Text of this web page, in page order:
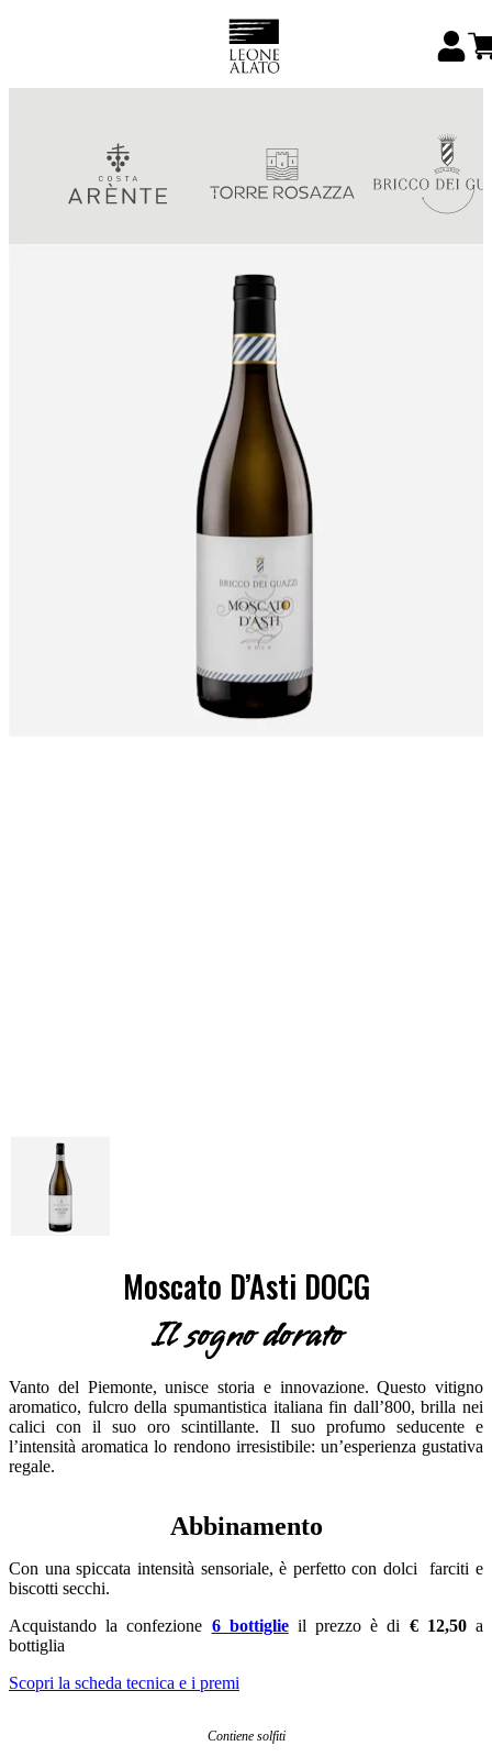
Moscato D’Asti DOCG
Il sogno dorato
Vanto del Piemonte, unisce storia e innovazione. Questo vitigno
aromatico, fulcro della spumantistica italiana fin dall’800, brilla nei
calici con il suo oro scintillante. Il suo profumo seducente e
l’intensità aromatica lo rendono irresistibile: un’esperienza gustativa
regale.
Abbinamento
Con una spiccata intensità sensoriale, è perfetto con dolci farciti e
biscotti secchi.
Acquistando la confezione 6 bottiglieil prezzo è di € 12,50a
bottiglia
Scopri la scheda tecnica e i premi
Contiene solfiti